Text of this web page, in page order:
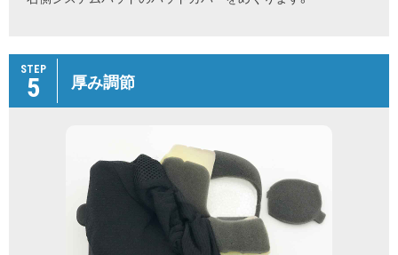
STEP
5 厚み調節